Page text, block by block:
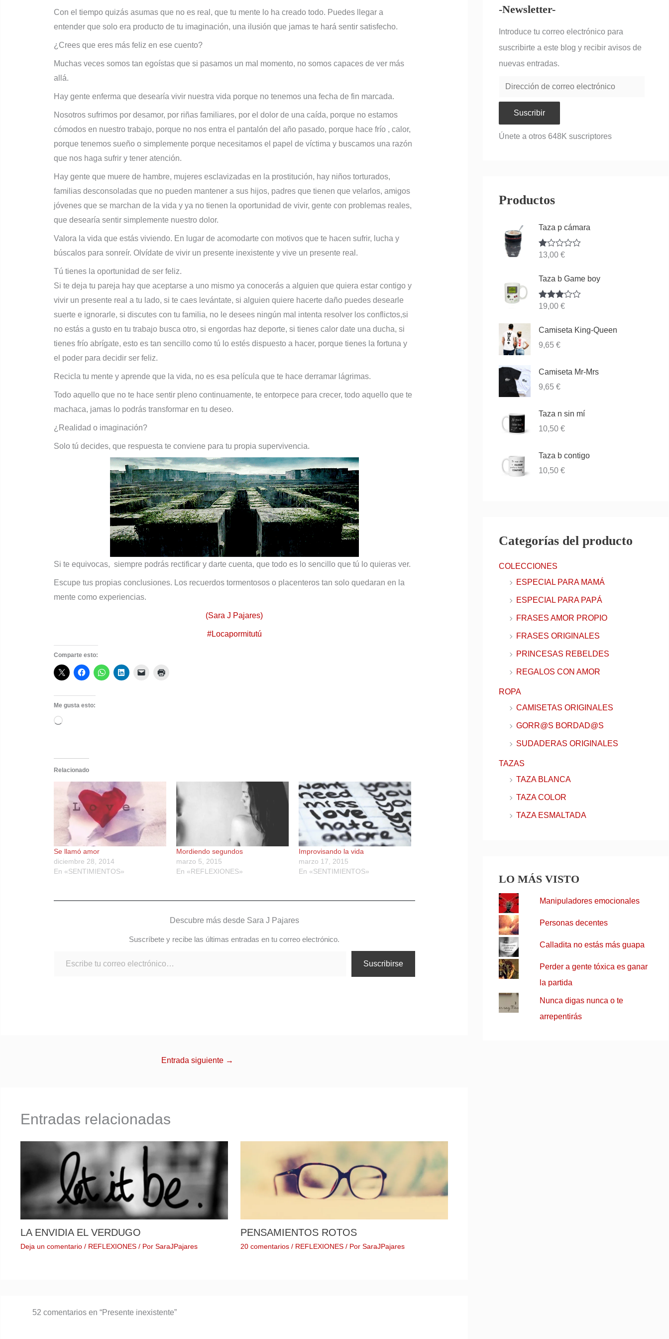
Con el tiempo quizás asumas que no es real, que tu mente lo ha creado todo. Puedes llegar a
entender que solo era producto de tu imaginación, una ilusión que jamas te hará sentir satisfecho.
¿Crees que eres más feliz en ese cuento?
Muchas veces somos tan egoístas que si pasamos un mal momento, no somos capaces de ver más
allá.
Hay gente enferma que desearía vivir nuestra vida porque no tenemos una fecha de fin marcada.
Nosotros sufrimos por desamor, por riñas familiares, por el dolor de una caída, porque no estamos
cómodos en nuestro trabajo, porque no nos entra el pantalón del año pasado, porque hace frío , calor,
porque tenemos sueño o simplemente porque necesitamos el papel de víctima y buscamos una razón
que nos haga sufrir y tener atención.
Hay gente que muere de hambre, mujeres esclavizadas en la prostitución, hay niños torturados,
familias desconsoladas que no pueden mantener a sus hijos, padres que tienen que velarlos, amigos
jóvenes que se marchan de la vida y ya no tienen la oportunidad de vivir, gente con problemas reales,
que desearía sentir simplemente nuestro dolor.
Valora la vida que estás viviendo. En lugar de acomodarte con motivos que te hacen sufrir, lucha y
búscalos para sonreír. Olvídate de vivir un presente inexistente y vive un presente real.
Tú tienes la oportunidad de ser feliz.
Si te deja tu pareja hay que aceptarse a uno mismo ya conocerás a alguien que quiera estar contigo y
vivir un presente real a tu lado, si te caes levántate, si alguien quiere hacerte daño puedes desearle
suerte e ignorarle, si discutes con tu familia, no le desees ningún mal intenta resolver los conflictos,si
no estás a gusto en tu trabajo busca otro, si engordas haz deporte, si tienes calor date una ducha, si
tienes frío abrígate, esto es tan sencillo como tú lo estés dispuesto a hacer, porque tienes la fortuna y
el poder para decidir ser feliz.
Recicla tu mente y aprende que la vida, no es esa película que te hace derramar lágrimas.
Todo aquello que no te hace sentir pleno continuamente, te entorpece para crecer, todo aquello que te
machaca, jamas lo podrás transformar en tu deseo.
¿Realidad o imaginación?
Solo tú decides, que respuesta te conviene para tu propia supervivencia.
Si te equivocas, siempre podrás rectificar y darte cuenta, que todo es lo sencillo que tú lo quieras ver.
Escupe tus propias conclusiones. Los recuerdos tormentosos o placenteros tan solo quedaran en la
mente como experiencias.
(Sara J Pajares)
#Locapormitutú
Comparte esto:
Me gusta esto:
Cargando...
Relacionado
Se llamó amor
diciembre 28, 2014
En «SENTIMIENTOS»
Mordiendo segundos
marzo 5, 2015
En «REFLEXIONES»
Improvisando la vida
marzo 17, 2015
En «SENTIMIENTOS»
Descubre más desde Sara J Pajares
Suscríbete y recibe las últimas entradas en tu correo electrónico.
Suscribirse
Entrada siguiente →
Entradas relacionadas
LA ENVIDIA EL VERDUGO
Deja un comentario / REFLEXIONES / Por SaraJPajares
PENSAMIENTOS ROTOS
20 comentarios / REFLEXIONES / PorSaraJPajares
52 comentarios en “Presente inexistente”
-Newsletter-
Introduce tu correo electrónico para
suscribirte a este blog y recibir avisos de
nuevas entradas.
Suscribir
Únete a otros 648K suscriptores
Productos
Taza p cámara
Va
o
n
1.
00
5
13,00€
Taza b Game boy
Valorado
19,00€
Camiseta King-Queen
9,65€
Camiseta Mr-Mrs
9,65€
Taza n sin mí
10,50€
Taza b contigo
10,50€
Categorías del producto
COLECCIONES
ESPECIAL PARA MAMÁ
ESPECIAL PARA PAPÁ
FRASES AMOR PROPIO
FRASES ORIGINALES
PRINCESAS REBELDES
REGALOS CON AMOR
ROPA
CAMISETAS ORIGINALES
GORR@S BORDAD@S
SUDADERAS ORIGINALES
TAZAS
TAZA BLANCA
TAZA COLOR
TAZA ESMALTADA
LO MÁS VISTO
Manipuladores emocionales
Personas decentes
Calladita no estás más guapa
Perder a gente tóxica es ganar
la partida
Nunca digas nunca o te
arrepentirás